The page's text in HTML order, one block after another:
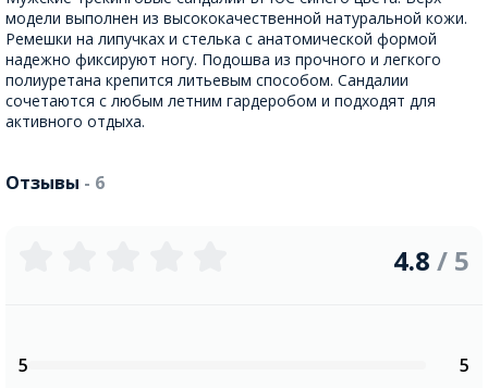
модели выполнен из высококачественной натуральной кожи.
Ремешки на липучках и стелька с анатомической формой
надежно фиксируют ногу. Подошва из прочного и легкого
полиуретана крепится литьевым способом. Сандалии
сочетаются с любым летним гардеробом и подходят для
активного отдыха.
Отзывы - 6
4.8 / 5
5
5